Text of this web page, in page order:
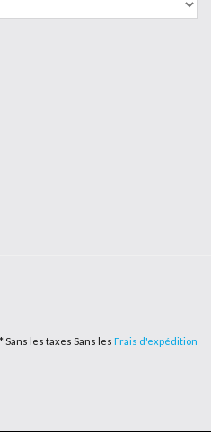
* Sans les taxes Sans les Frais d'expédition